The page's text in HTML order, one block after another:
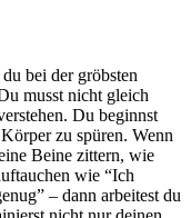
bei der gröbsten
musst nicht gleich
Du beginnst
zu spüren. Wenn
Beine zittern, wie
wie “Ich
– dann arbeitest du